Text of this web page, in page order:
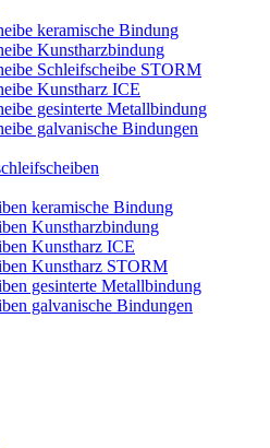
keramische Bindung
Kunstharzbindung
Schleifscheibe STORM
Kunstharz ICE
gesinterte Metallbindung
galvanische Bindungen
keramische Bindung
Kunstharzbindung
Kunstharz ICE
Kunstharz STORM
gesinterte Metallbindung
galvanische Bindungen